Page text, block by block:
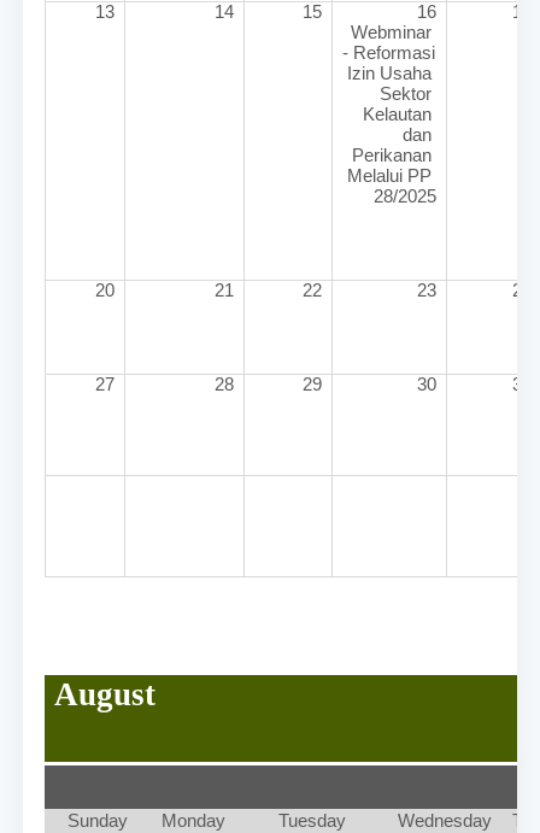
13 14 15
16
Webminar
- Reformasi
Izin Usaha
Sektor
Kelautan
dan
Perikanan
Melalui PP
28/2025
17
20 21 22 23 24
27 28 29 30 31
August
Sunday Monday Tuesday Wednesday